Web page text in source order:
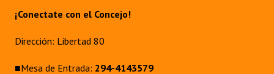
¡Conectate con el Concejo!
Dirección: Libertad 80
■Mesa de Entrada: 294-4143579